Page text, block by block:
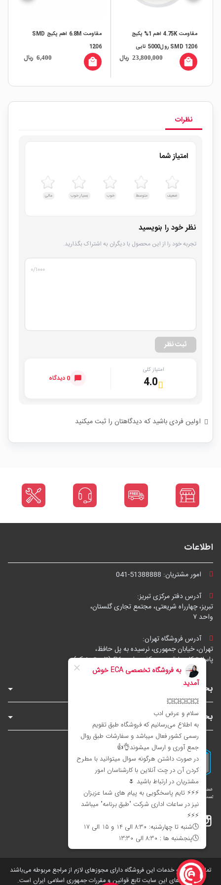
مقاومت 4.75K اهم 1% پکیج
SMD 1206 رول5000 تایی
23,800,000 ریال local_mall
مقاومت 6.8M اهم پکیج SMD
1206
6,400 ریال local_mall
نظرات
امتیاز شما
ضعیف متوسط خوب بسیار خوب عالی
نظر خود را بنویسید
تجربه خود را از این محصول با دیگران به اشتراک بگذارید.
۰/۱۰۰۰
ثبت نظر
امتیاز کلی
4.0 0 دیدگاه
اولین فردی باشید که دیدگاهتان را ثبت میکنید
اطلاعات
امور مشتریان: 041-51388888
آدرس دفتر مرکزی تبریز:
تبریز، چهارراه شریعتی، مجتمع تجاری گلستان،
واحد ۷
آدرس فروشگاه تهران:
تهران، خیابان جمهوری، نرسیده به پل حافظ،
پاساژ توکل، طبقه زیرهمکف، واحد B6 (تاپ ترونیک)
بخش‌های فروشگاه
بخش‌های سایت
اینستاگرام
تمامی کالاها و خدمات این فروشگاه دارای مجوز‌های لازم از مراجع مربوطه می‌باشند
و فعالیت های این سایت تابع قوانین و مقررات جمهوری اسلامی ایران است.